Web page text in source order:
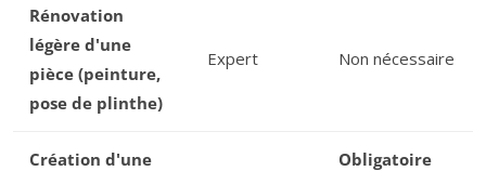
Rénovation
légère d'une
pièce (peinture,
pose de plinthe)
Expert Non nécessaire
Création d'une
Obligatoire